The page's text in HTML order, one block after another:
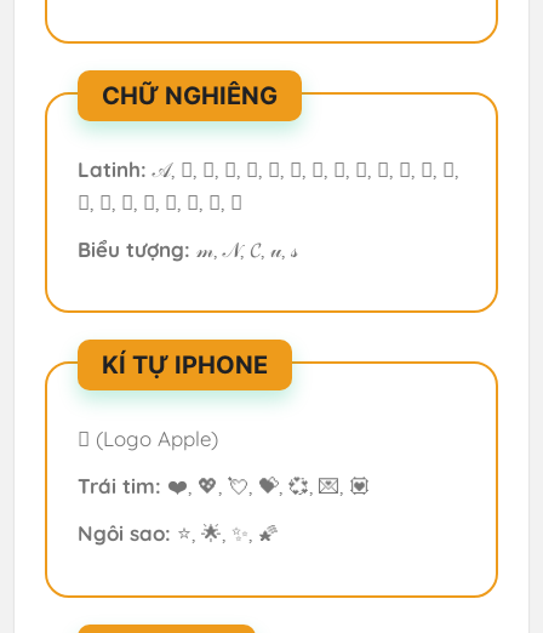
CHỮ NGHIÊNG
Latinh: 𝒜, 𝒝, 𝒞, 𝒟, 𝒺, 𝒻, 𝒢, 𝒽, 𝒾, 𝒿, 𝒦, 𝒻, 𝒺, 𝓁,
𝓂, 𝒩, 𝒪, 𝒫, 𝒬, 𝒵, 𝒲, 𝒭
Biểu tượng: 𝓂, 𝒩, 𝓒, 𝓊, 𝓈
KÍ TỰ IPHONE
 (Logo Apple)
Trái tim: ❤️, 💖, 💘, 💝, 💞, 💌, 💟
Ngôi sao: ⭐, 🌟, ✨, 🌠